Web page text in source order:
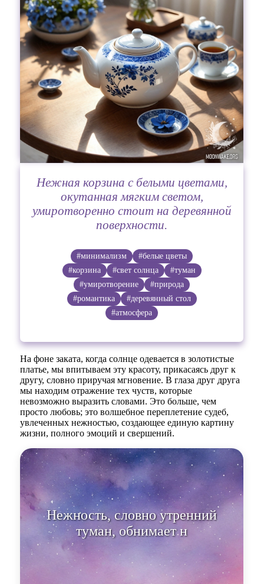
Нежная корзина с белыми цветами,
окутанная мягким светом,
умиротворенно стоит на деревянной
поверхности.
#минимализм
#белые цветы
#корзина
#свет солнца
#туман
#умиротворение
#природа
#романтика
#деревянный стол
#атмосфера
На фоне заката, когда солнце одевается в золотистые
платье, мы впитываем эту красоту, прикасаясь друг к
другу, словно приручая мгновение. В глаза друг друга
мы находим отражение тех чуств, которые
невозможно выразить словами. Это больше, чем
просто любовь; это волшебное переплетение судеб,
увлеченных нежностью, создающее единую картину
жизни, полного эмоций и свершений.
Нежность, словно